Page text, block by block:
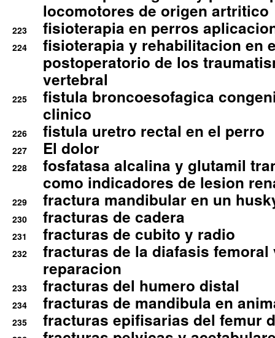
locomotores de origen artritico
223 fisioterapia en perros
224
fisioterapia y rehabilitacion en
postoperatorio de los
vertebral
225
fistula broncoesofagica
clinico
226 fistula uretro rectal en el perro
227 El dolor
228
fosfatasa alcalina y glutamil
como indicadores de lesion
229 fractura mandibular en un
230 fracturas de cadera
231 fracturas de cubito y radio
232
fracturas de la diafasis
reparacion
233 fracturas del humero distal
234 fracturas de mandibula en
235 fracturas epifisarias del femur